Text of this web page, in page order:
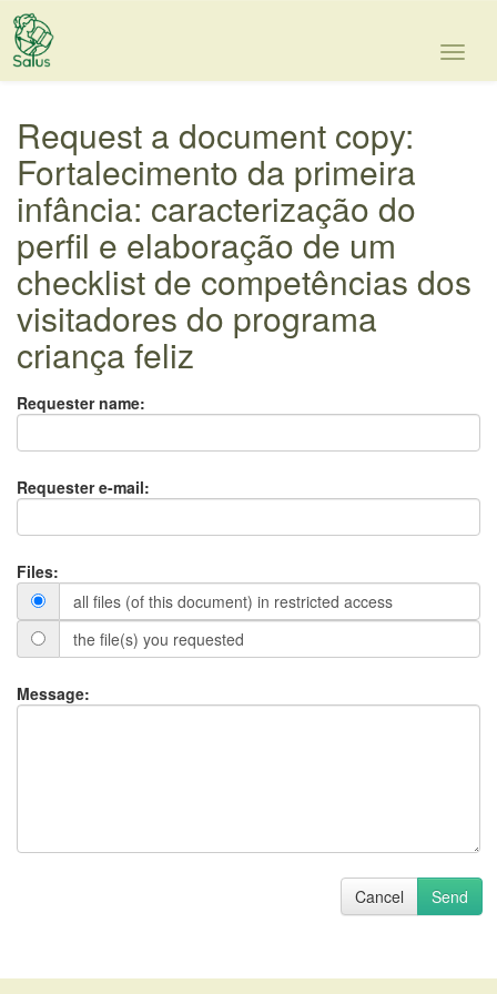
Skip
Request a document copy:
Fortalecimento da primeira
infância: caracterização do
perfil e elaboração de um
checklist de competências dos
visitadores do programa
criança feliz
Requester name:
Requester e-mail:
Files:
all files (of this document) in restricted access
the file(s) you requested
Message:
Cancel Send